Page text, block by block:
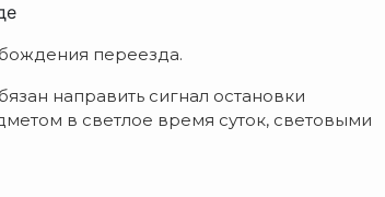
переезда.
направить сигнал остановки
в светлое время суток, световыми